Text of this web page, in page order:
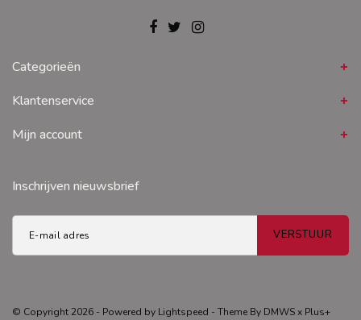
Categorieën
Klantenservice
Mijn account
Inschrijven nieuwsbrief
VERSTUUR
© Copyright 2026 - Powered by Lightspeed - Theme By DMWSx Plus+